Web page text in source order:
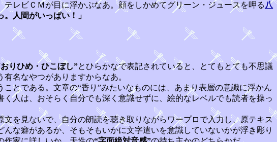
レビＣＭが目に浮かぶなあ。顔をしかめてグリーン・ジュースを呷る 八
。人間がいっぱい！」
りひめ・ひこぼし”とひらかなで表記されていると、とてもとても不思議
有名なやつがありますからなあ。
ことである。文章の“香り”みたいなものには、あまり表層の意識に浮かん
人は、おそらく自分でも深く意識せずに、絵的なレベルでも読者を操っ
を見ないで、自分の朗読を聴き取りながらワープロで入力し、原テキス
な癖があるか、そもそもいかに文字遣いを意識していないかが浮き彫り